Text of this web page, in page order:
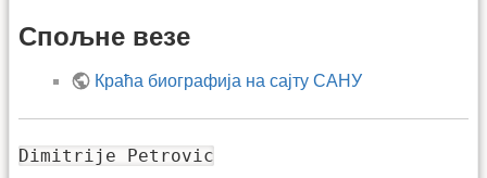
Спољне везе
Краћа биографија на сајту САНУ
Dimitrije Petrovic